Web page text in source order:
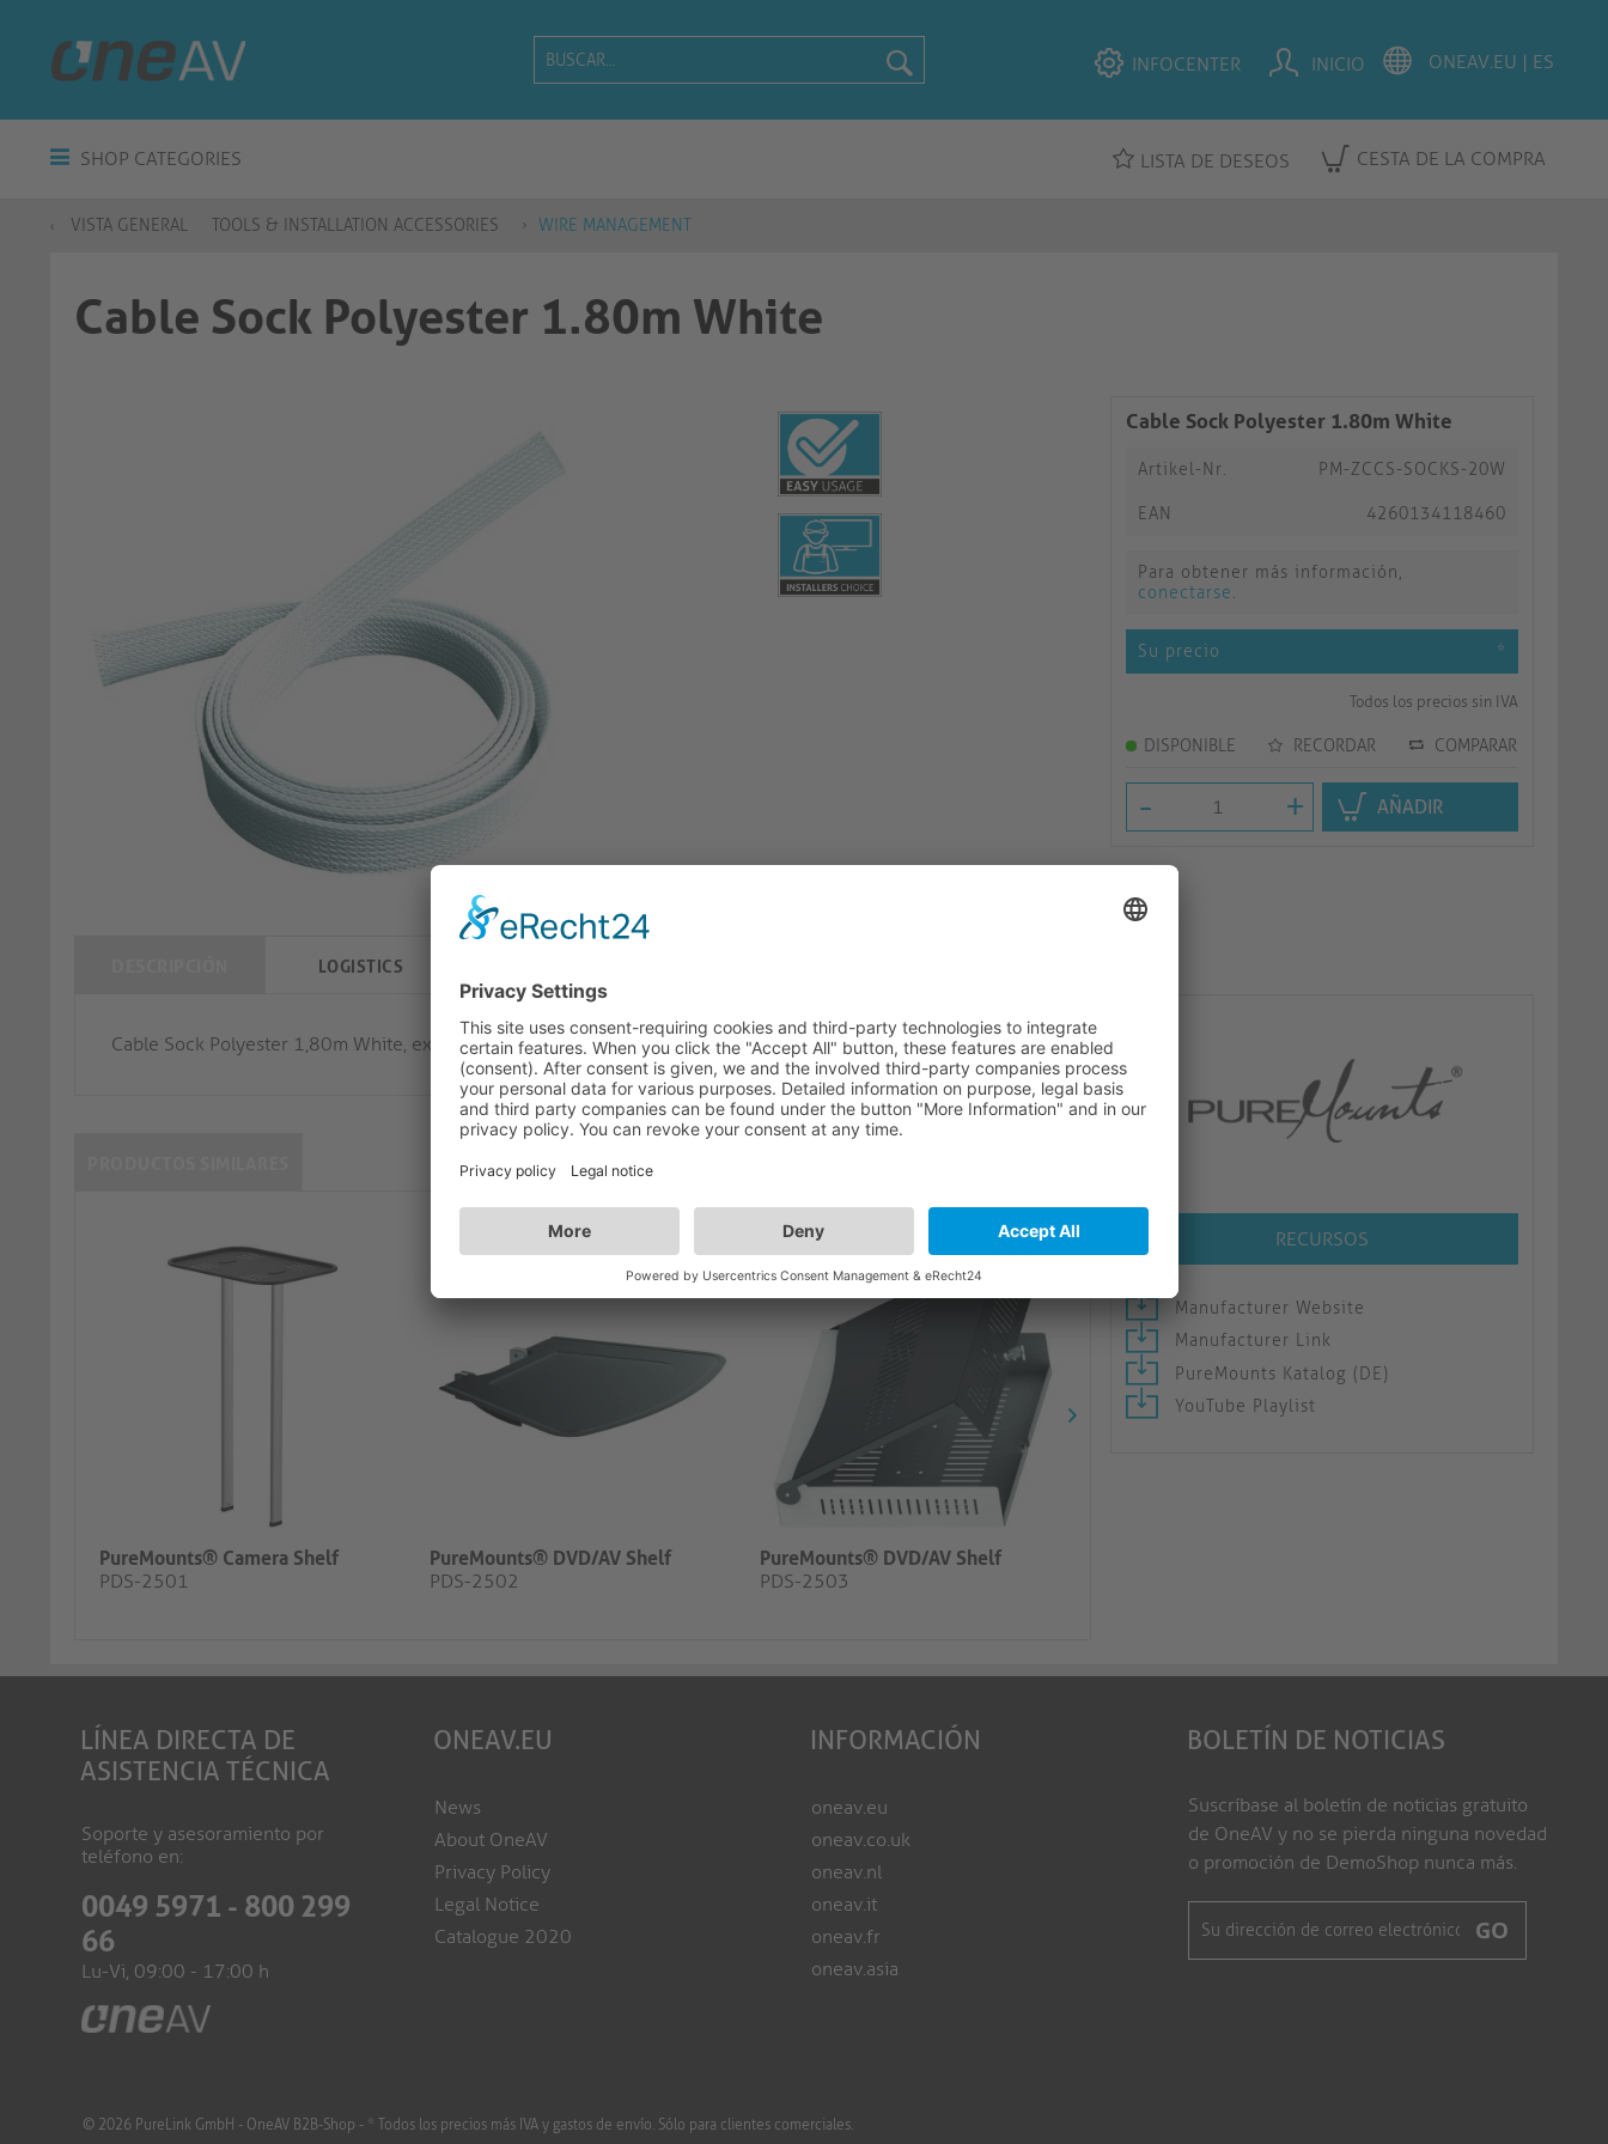
INFOCENTER INICIO
SHOP CATEGORIES LISTA DE DESEOS CESTA DE LA COMPRA
VISTA GENERAL TOOLS & INSTALLATION ACCESSORIES WIRE MANAGEMENT
Cable Sock Polyester 1.80m White
Cable Sock Polyester 1.80m White
Artikel-Nr. PM-ZCCS-SOCKS-20W
EAN 4260134118460
Para obtener más información,
conectarse.
Su precio *
Todos los precios sin IVA
DISPONIBLE RECORDAR COMPARAR
- + AÑADIR
RECURSOS
Manufacturer Website
Manufacturer Link
PureMounts Katalog (DE)
YouTube Playlist
LOGISTICS
Cable Sock Polyester 1,80m White, expandable 20mm
PureMounts® Camera Shelf
PDS-2501
PureMounts® DVD/AV Shelf
PDS-2502
PureMounts® DVD/AV Shelf
PDS-2503
LÍNEA DIRECTA DE
ASISTENCIA TÉCNICA
Soporte y asesoramiento por
teléfono en:
0049 5971 - 800 299
66
Lu-Vi, 09:00 - 17:00 h
ONEAV.EU
News
About OneAV
Privacy Policy
Legal Notice
Catalogue 2020
INFORMACIÓN
oneav.eu
oneav.co.uk
oneav.nl
oneav.it
oneav.fr
oneav.asia
BOLETÍN DE NOTICIAS
Suscríbase al boletín de noticias gratuito
de OneAV y no se pierda ninguna novedad
o promoción de DemoShop nunca más.
© 2026 PureLink GmbH - OneAV B2B-Shop - * Todos los precios más IVA y gastos de envío. Sólo para clientes comerciales.